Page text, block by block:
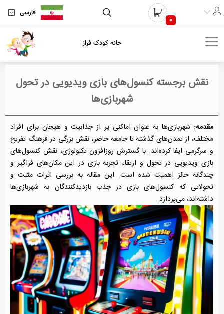
0
فارسی
خانه کودک فراز
نقش برجسته کنسول‌های بازی ویدیویی در تحول
شهربازی‌ها
مقدمه: شهربازی‌ها به عنوان اماکنی پر از جذابیت و هیجان برای افراد
مختلف، از تمدن‌های گذشته تا جامعه حاضر، نقش بزرگی در فرهنگ تفریح
و سرگرمی ایفا کرده‌اند. با گسترش روزافزون تکنولوژی، نقش کنسول‌های
بازی ویدیویی در تحول و ارتقاء تجربه بازی در این مکان‌های فراگیر و
چندگانه حائز اهمیت شده است. این مقاله به بررسی اثرات مثبت و
تحولاتی که کنسول‌های بازی در جذب بازدیدکنندگان به شهربازی‌ها
داشته‌اند، می‌پردازد.